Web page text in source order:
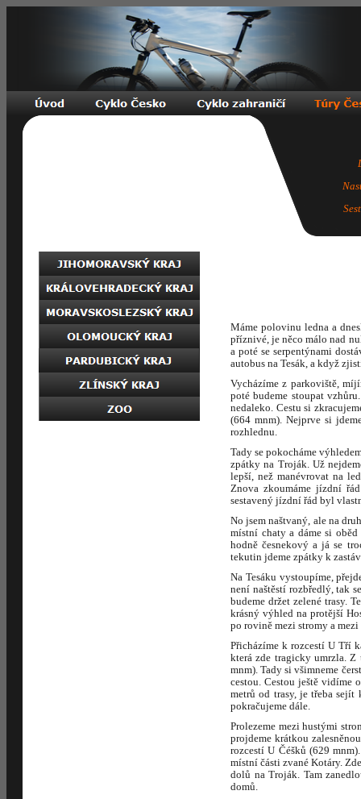
Máme polovinu ledna a
příznivé, je něco málo nad
a poté se serpentýnami
autobus na Tesák, a když
Vycházíme z parkoviště,
poté budeme stoupat
nedaleko. Cestu si
(664 mnm). Nejprve si
rozhlednu.
Tady se pokocháme
zpátky na Troják. Už
lepší, než manévrovat na
Znova zkoumáme jízdní
sestavený jízdní řád byl
No jsem naštvaný, ale na
místní chaty a dáme si
hodně česnekový a já se
tekutin jdeme zpátky k
Na Tesáku vystoupíme,
není naštěstí rozbředlý, tak
budeme držet zelené trasy.
krásný výhled na protější
po rovině mezi stromy a
Přicházíme k rozcestí U Tří
která zde tragicky umrzla.
mnm). Tady si všimneme
cestou. Cestou ještě vidíme
metrů od trasy, je třeba
pokračujeme dále.
Prolezeme mezi hustými
projdeme krátkou
rozcestí U Čéšků (629
místní části zvané Kotáry.
dolů na Troják. Tam
domů.